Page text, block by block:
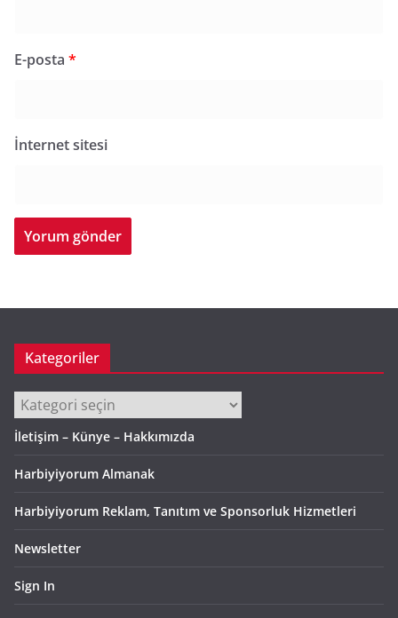
E-posta *
İnternet sitesi
Kategoriler
Kategoriler
İletişim – Künye – Hakkımızda
Harbiyiyorum Almanak
Harbiyiyorum Reklam, Tanıtım ve Sponsorluk Hizmetleri
Newsletter
Sign In